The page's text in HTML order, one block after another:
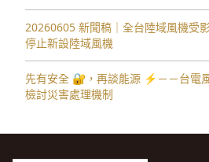
20260605 新聞稿｜全台陸域風機
停止新設陸域風機
先有安全 🔐，再談能源 ⚡️－－台電
檢討災害處理機制